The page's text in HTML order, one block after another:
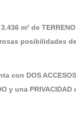
m² de
posibilidades
con DOS
y una